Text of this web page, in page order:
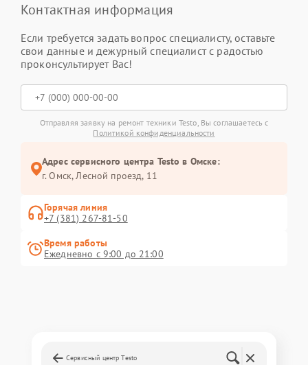
Контактная информация
Если требуется задать вопрос специалисту, оставьте
свои данные и дежурный специалист с радостью
проконсультирует Вас!
Отправляя заявку на ремонт техники Testo, Вы соглашаетесь с
Политикой конфиденциальности
Адрес сервисного центра Testo в Омске:
г. Омск, ​Лесной проезд, 11
Горячая линия
+7 (381) 267-81-50
Время работы
Ежедневно с 9:00 до 21:00
Сервисный центр Testo